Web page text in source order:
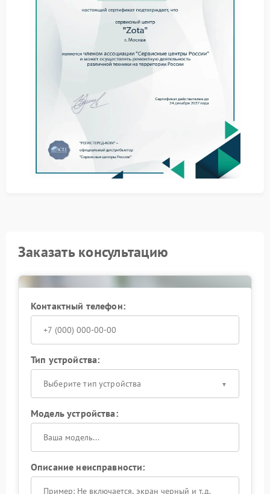
Подобная проблема возникает по нескольким
износ аккумулятора;
нарушение соединений внутри;
неисправность контроллера;
перегрузки в процессе эксплуатации.
устройство автономности.
При выявлении проблемы стоит снизить нагрузку и
временно не использовать устройство в
ответственных задачах. Важно не пытаться
Качественный ремонт Zota предполагает замену
автономную работу. В сервис Zota используются
устройства.
Оптимальным решением станет обращение в
сервисный центр Zota, где устранят неисправность и
проведут настройку системы. Исправный
бесперебойник обеспечивает уверенность в работе
техники — действуйте при первых признаках
проблемы.
Заказать консультацию
Контактный телефон:
Тип устройства:
Выберите тип устройства
Модель устройства:
Описание неисправности: